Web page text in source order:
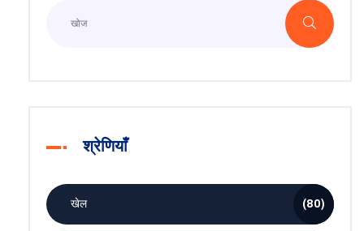
श्रेणियाँ
खेल (80)